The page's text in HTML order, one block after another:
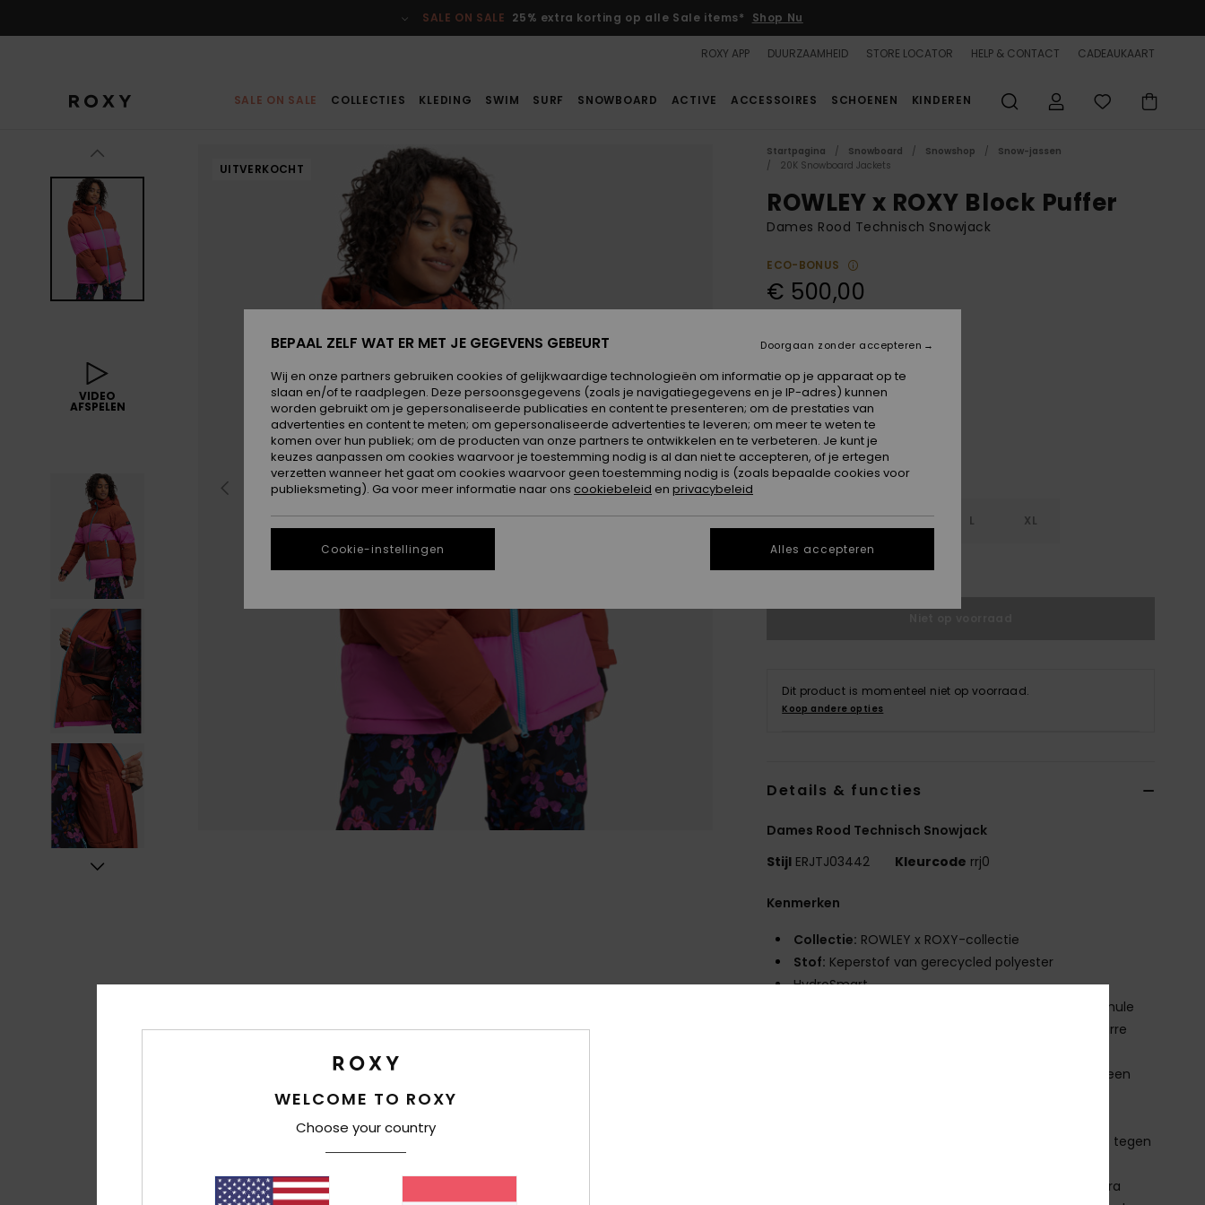
SALE ON SALE 25% extra korting op alle Sale items* Shop Nu
ROXY APP DUURZAAMHEID STORE LOCATOR HELP & CONTACT CADEAUKAART
SALE ON SALE COLLECTIES KLEDING SWIM SURF SNOWBOARD ACTIVE ACCESSOIRES SCHOENEN KINDEREN
VIDEO
AFSPELEN
UITVERKOCHT
Startpagina Snowboard Snowshop
Snow-jassen
20K Snowboard Jackets
ROWLEY x ROXY Block Puffer
Dames Rood Technisch Snowjack
ECO-BONUS
€ 500,00
XS S M L XL
Dit product is momenteel niet op voorraad.
Koop andere opties
Details & functies
Dames Rood Technisch Snowjack
Stijl ERJTJ03442 Kleurcode rrj0
Kenmerken
Collectie: ROWLEY x ROXY-collectie
Stof: Keperstof van gerecycled polyester
HydroSmart
De stof is verrijkt met een volledig biologische formule
die beschermt, verzacht en je huid verzorgt onder barre
20K DryFlight® technologie voor een
behandeling (DWR) die je droog houdt en beschermt tegen
WarmFlight® x3 technologie voor een extra
WELCOME TO ROXY
Choose your country
BEPAAL ZELF WAT ER MET JE GEGEVENS GEBEURT
Wij en onze partners gebruiken cookies of gelijkwaardige technologieën om informatie op je apparaat op te
slaan en/of te raadplegen. Deze persoonsgegevens (zoals je navigatiegegevens en je IP-adres) kunnen
worden gebruikt om je gepersonaliseerde publicaties en content te presenteren; om de prestaties van
advertenties en content te meten; om gepersonaliseerde advertenties te leveren; om meer te weten te
komen over hun publiek; om de producten van onze partners te ontwikkelen en te verbeteren. Je kunt je
keuzes aanpassen om cookies waarvoor je toestemming nodig is al dan niet te accepteren, of je ertegen
verzetten wanneer het gaat om cookies waarvoor geen toestemming nodig is (zoals bepaalde cookies voor
publieksmeting). Ga voor meer informatie naar ons cookiebeleid en privacybeleid
Cookie-instellingen
Doorgaan zonder accepteren
Alles accepteren